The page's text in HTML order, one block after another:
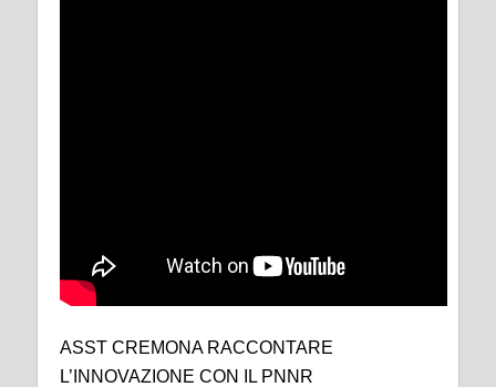
ASST CREMONA RACCONTARE
L’INNOVAZIONE CON IL PNNR